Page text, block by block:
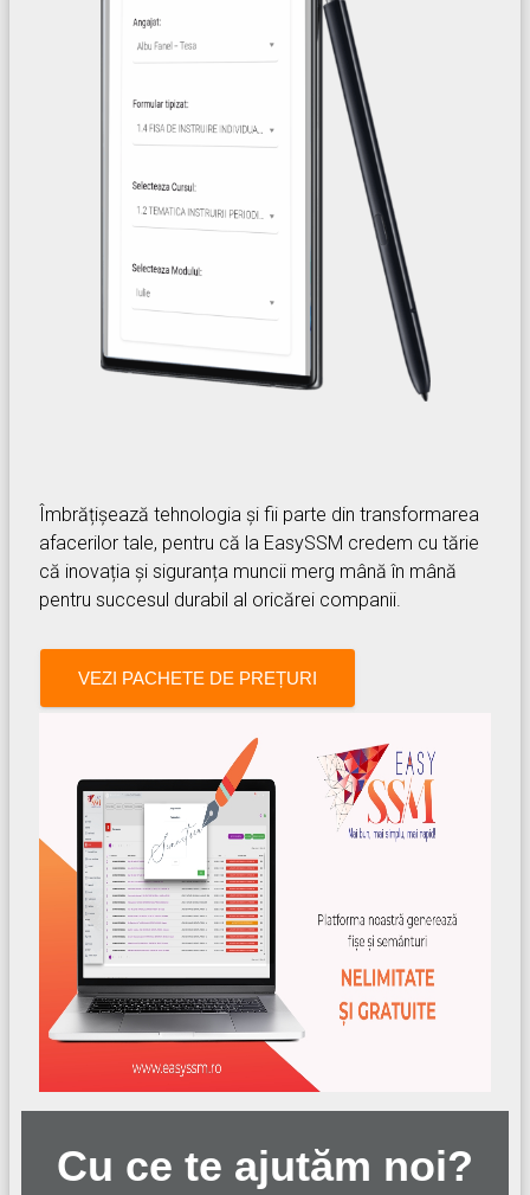
Îmbrățișează tehnologia și fii parte din transformarea
afacerilor tale, pentru că la EasySSM credem cu tărie
că inovația și siguranța muncii merg mână în mână
pentru succesul durabil al oricărei companii.
VEZI PACHETE DE PREȚURI
Cu ce te ajutăm noi?